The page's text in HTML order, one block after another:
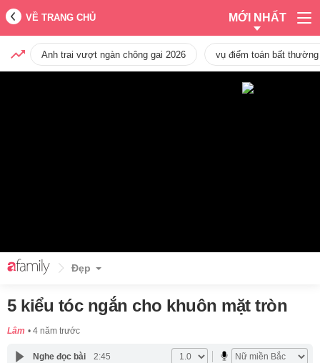
VỀ TRANG CHỦ MỚI NHẤT
Anh trai vượt ngàn chông gai 2026 vụ điểm toán bất
Đẹp
5 kiểu tóc ngắn cho khuôn mặt tròn
Lâm 4 năm trước
Nghe đọc bài 2:45